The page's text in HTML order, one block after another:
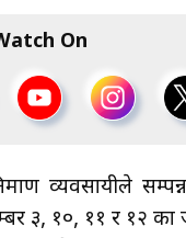
On
व्यवसायीले
३, १०, ११ र १२